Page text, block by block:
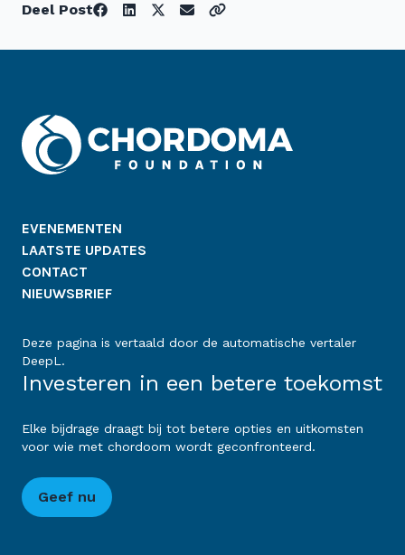
Deel Post
EVENEMENTEN
LAATSTE UPDATES
CONTACT
NIEUWSBRIEF
Deze pagina is vertaald door de automatische vertaler
DeepL.
Investeren in een betere toekomst
Elke bijdrage draagt bij tot betere opties en uitkomsten
voor wie met chordoom wordt geconfronteerd.
Geef nu